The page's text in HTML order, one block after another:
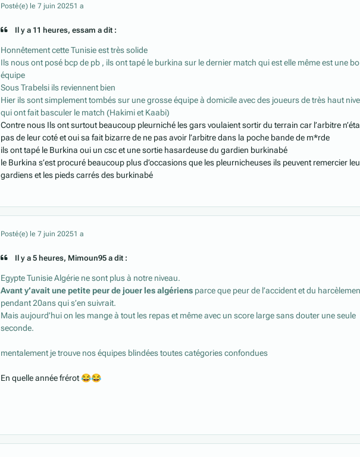
Posté(e) le 7 juin 20251 a
Il y a 11 heures, essam a dit :
Honnêtement cette Tunisie est très solide
Ils nous ont posé bcp de pb , ils ont tapé le burkina sur le dernier match qui est elle même est une
équipe
Sous Trabelsi ils reviennent bien
Hier ils sont simplement tombés sur une grosse équipe à domicile avec des joueurs de très haut
qui ont fait basculer le match (Hakimi et Kaabi)
Contre nous Ils ont surtout beaucoup pleurniché les gars voulaient sortir du terrain car l’arbitre
pas de leur coté et oui sa fait bizarre de ne pas avoir l’arbitre dans la poche bande de m*rde
ils ont tapé le Burkina oui un csc et une sortie hasardeuse du gardien burkinabé
le Burkina s’est procuré beaucoup plus d’occasions que les pleurnicheuses ils peuvent remercier
gardiens et les pieds carrés des burkinabé
Posté(e) le 7 juin 20251 a
Il y a 5 heures, Mimoun95 a dit :
Egypte Tunisie Algérie ne sont plus à notre niveau.
Avant y’avait une petite peur de jouer les algériens parce que peur de l’accident et du
pendant 20ans qui s’en suivrait.
Mais aujourd’hui on les mange à tout les repas et même avec un score large sans douter une seule
seconde.
mentalement je trouve nos équipes blindées toutes catégories confondues
En quelle année frérot😂😂